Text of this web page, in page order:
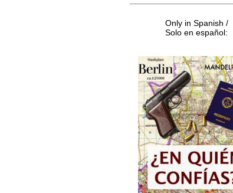
Only in Spanish /
Solo en español: